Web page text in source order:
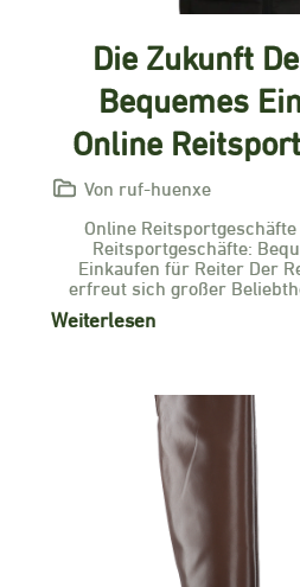
Die Zukunft
Bequemes
Online
Von ruf-huenxe
Online
Reitsportgeschäfte:
Einkaufen für Reiter Der
erfreut sich großer
Weiterlesen